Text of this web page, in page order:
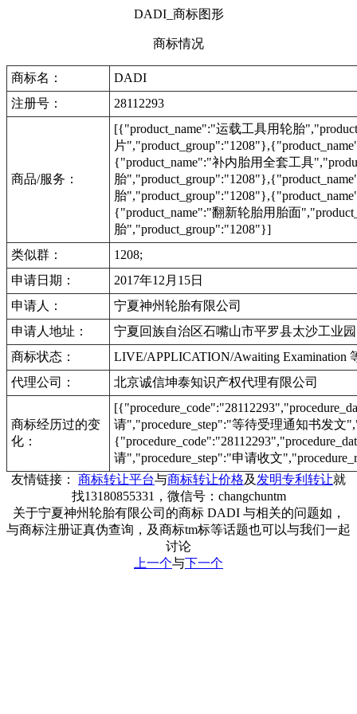
DADI_商标图形
商标情况
商标名：
DADI
注册号：
28112293
商品/服务：
[{"product_name":"运载工具用轮胎
片
{"product_name":"补内胎用全套工具
胎
胎
{"product_name":"翻新轮胎用胎面
胎","product_group":"1208"}]
类似群：
1208;
申请日期：
2017年12月15日
申请人：
宁夏神州轮胎有限公司
申请人地址：
宁夏回族自治区石嘴山市平罗县太沙工业
商标状态：
LIVE/APPLICATION/Awaiting Examination
代理公司：
北京诚信坤泰知识产权代理有限公司
商标经历过的变
化：
请","procedure_step":"等待受理通知书发文
请","procedure_step":"申请收文
友情链接： 商标转让平台与商标转让价格及 发明专利转让就
找13180855331，微信号：changchuntm
关于宁夏神州轮胎有限公司的商标 DADI 与相关的问题如，
与商标注册证真伪查询，及商标tm标等话题也可以与我们一起
讨论
上一个与下一个